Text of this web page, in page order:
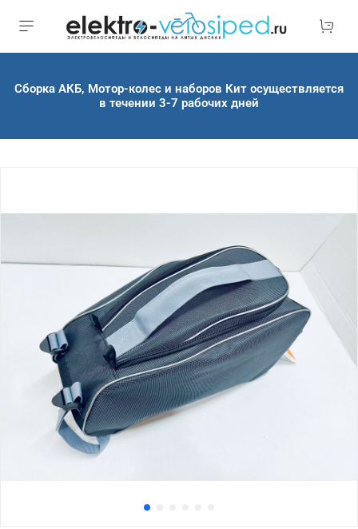
Сборка АКБ, Мотор-колес и наборов Кит осуществляется
в течении 3-7 рабочих дней